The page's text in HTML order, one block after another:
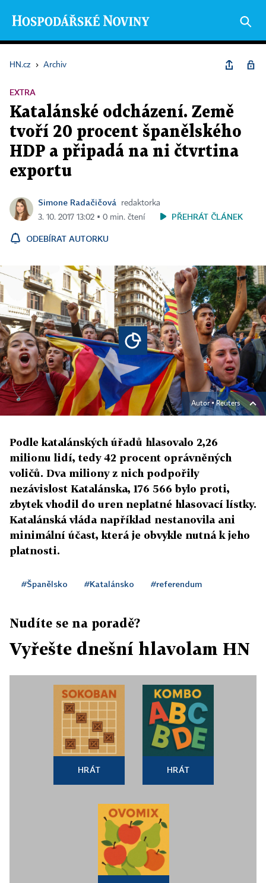
HN.cz › Archiv
EXTRA
Katalánské odcházení. Země
tvoří 20 procent španělského
HDP a připadá na ni čtvrtina
exportu
Simone Radačičová
redaktorka
3. 10. 2017 13:02 ▪ 0 min. čtení
PŘEHRÁT ČLÁNEK
ODEBÍRAT AUTORKU
Autor ▪Reuters
Podle katalánských úřadů hlasovalo 2,26
milionu lidí, tedy 42 procent oprávněných
voličů. Dva miliony z nich podpořily
nezávislost Katalánska, 176 566 bylo proti,
zbytek vhodil do uren neplatné hlasovací lístky.
Katalánská vláda například nestanovila ani
minimální účast, která je obvykle nutná k jeho
platnosti.
#Španělsko #Katalánsko #referendum
Nudíte se na poradě?
Vyřešte dnešní hlavolam HN
HRÁT HRÁT